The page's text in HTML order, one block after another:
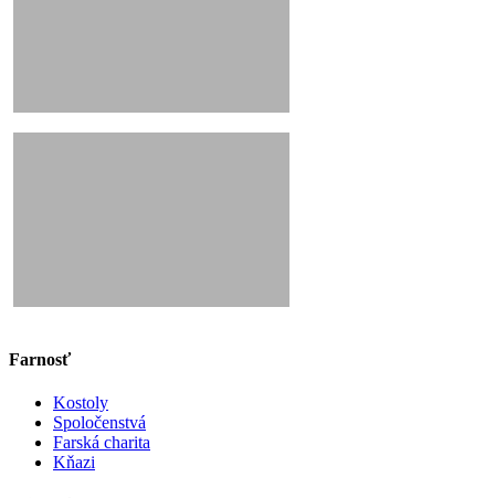
Farnosť
Kostoly
Spoločenstvá
Farská charita
Kňazi